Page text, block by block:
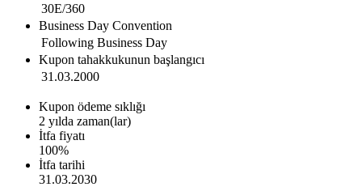
30E/360
Business Day Convention
Following Business Day
Kupon tahakkukunun başlangıcı
31.03.2000
Kupon ödeme sıklığı
2 yılda zaman(lar)
İtfa fiyatı
100%
İtfa tarihi
31.03.2030